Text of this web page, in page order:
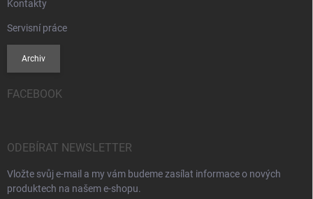
Kontakty
Servisní práce
Archiv
FACEBOOK
ODEBÍRAT NEWSLETTER
Vložte svůj e-mail a my vám budeme zasílat informace o nových
produktech na našem e-shopu.